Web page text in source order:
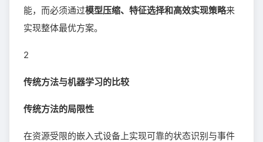
能，而必须通过模型压缩、特征选择和高效实现策略来
实现整体最优方案。
2
传统方法与机器学习的比较
传统方法的局限性
在资源受限的嵌入式设备上实现可靠的状态识别与事件